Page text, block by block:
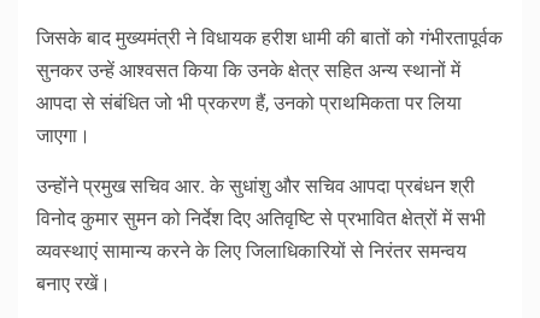
जिसके बाद मुख्यमंत्री ने विधायक हरीश धामी की बातों को गंभीरतापूर्वक
सुनकर उन्हें आश्वसत किया कि उनके क्षेत्र सहित अन्य स्थानों में
आपदा से संबंधित जो भी प्रकरण हैं, उनको प्राथमिकता पर लिया
जाएगा।
उन्होंने प्रमुख सचिव आर. के सुधांशु और सचिव आपदा प्रबंधन श्री
विनोद कुमार सुमन को निर्देश दिए अतिवृष्टि से प्रभावित क्षेत्रों में सभी
व्यवस्थाएं सामान्य करने के लिए जिलाधिकारियों से निरंतर समन्वय
बनाए रखें।